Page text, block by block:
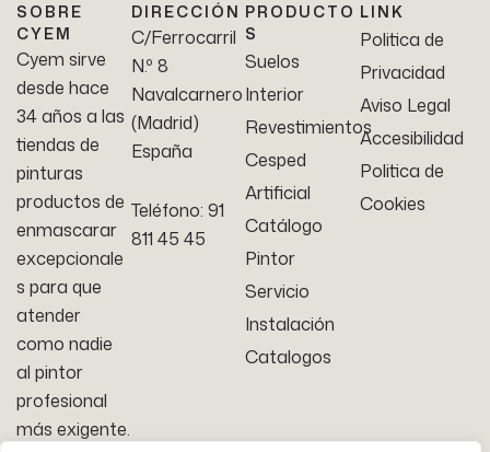
SOBRE
CYEM
Cyem sirve
desde hace
34 años a las
tiendas de
pinturas
productos de
enmascarar
excepcionale
s para que
atender
como nadie
al pintor
profesional
más exigente.
DIRECCIÓN
C/Ferrocarril
N.º 8
Navalcarnero
(Madrid)
España
Teléfono: 91
811 45 45
PRODUCTO
S
Suelos
Interior
Revestimientos
Cesped
Artificial
Catálogo
Pintor
Servicio
Instalación
Catalogos
LINK
Politica de
Privacidad
Aviso Legal
Accesibilidad
Politica de
Cookies